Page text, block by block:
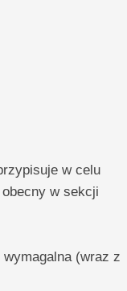
w celu
w sekcji
(wraz z